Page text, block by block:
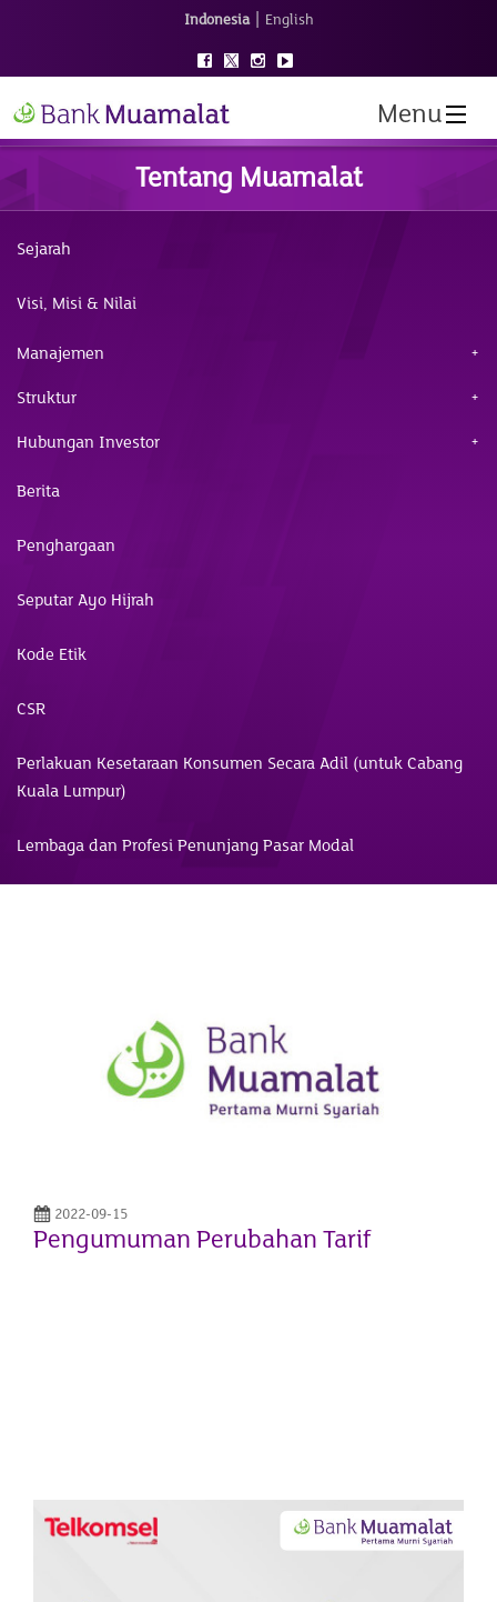
Indonesia | English
Menu
Tentang Muamalat
Sejarah
Visi, Misi & Nilai
Manajemen
Struktur
Hubungan Investor
Berita
Penghargaan
Seputar Ayo Hijrah
Kode Etik
CSR
Perlakuan Kesetaraan Konsumen Secara Adil (untuk Cabang
Kuala Lumpur)
Lembaga dan Profesi Penunjang Pasar Modal
2022-09-15
Pengumuman Perubahan Tarif